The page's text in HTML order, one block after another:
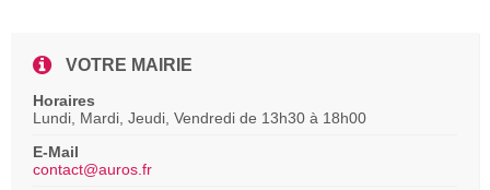
VOTRE MAIRIE
Horaires
Lundi, Mardi, Jeudi, Vendredi de 13h30 à 18h00
E-Mail
contact@auros.fr